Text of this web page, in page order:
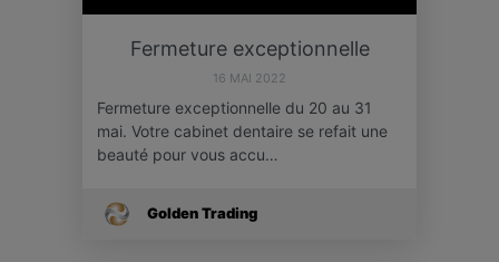
Fermeture exceptionnelle
16 MAI 2022
Fermeture exceptionnelle du 20 au 31
mai. Votre cabinet dentaire se refait une
beauté pour vous accu…
Golden Trading